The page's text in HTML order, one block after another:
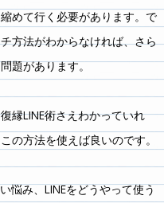
めて行く必要があります。で
方法がわからなければ、さら
題があります。
縁LINE術さえわかっていれ
の方法を使えば良いのです。
悩み、LINEをどうやって使う